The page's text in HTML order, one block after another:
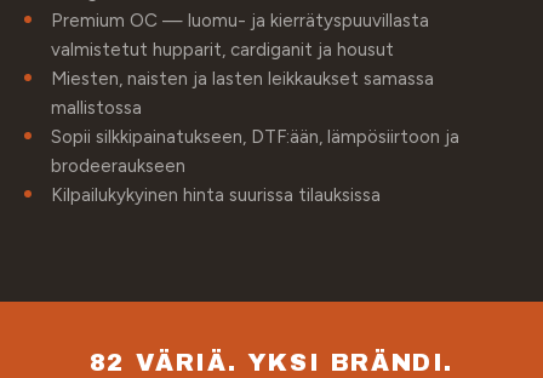
Premium OC — luomu- ja kierrätyspuuvillasta
valmistetut hupparit, cardiganit ja housut
Miesten, naisten ja lasten leikkaukset samassa
mallistossa
Sopii silkkipainatukseen, DTF:ään, lämpösiirtoon ja
brodeeraukseen
Kilpailukykyinen hinta suurissa tilauksissa
82 VÄRIÄ. YKSI BRÄNDI.